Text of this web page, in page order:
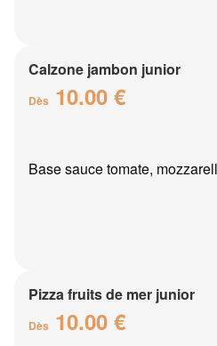
Calzone jambon junior
Dès 10.00 €
Base sauce tomate,
Pizza fruits de mer junior
Dès 10.00 €